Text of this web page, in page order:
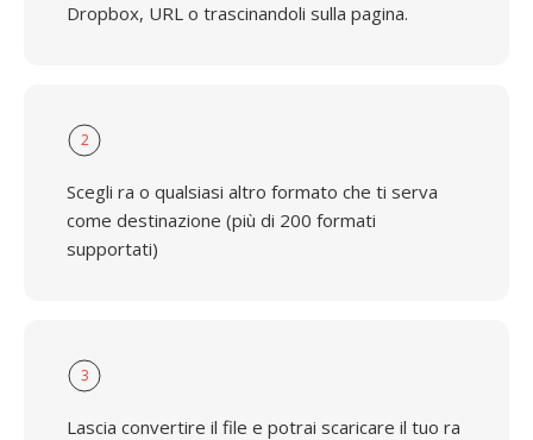
Dropbox, URL o trascinandoli sulla pagina.
2
Scegli ra o qualsiasi altro formato che ti serva
come destinazione (più di 200 formati
supportati)
3
Lascia convertire il file e potrai scaricare il tuo ra